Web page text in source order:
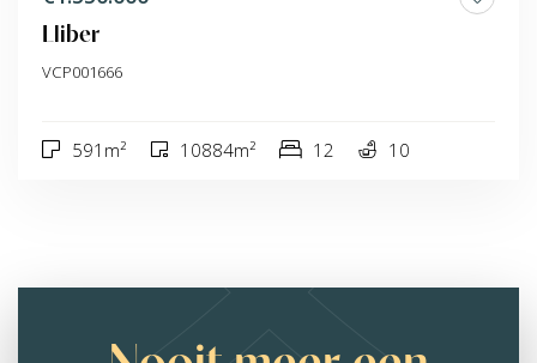
Lliber
VCP001666
591m² 10884m² 12 10